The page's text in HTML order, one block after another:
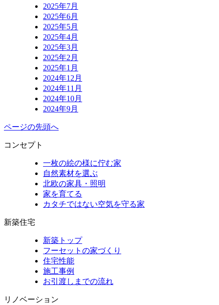
2025年7月
2025年6月
2025年5月
2025年4月
2025年3月
2025年2月
2025年1月
2024年12月
2024年11月
2024年10月
2024年9月
ページの先頭へ
コンセプト
一枚の絵の様に佇む家
自然素材を選ぶ
北欧の家具・照明
家を育てる
カタチではない空気を守る家
新築住宅
新築トップ
フーセットの家づくり
住宅性能
施工事例
お引渡しまでの流れ
リノベーション